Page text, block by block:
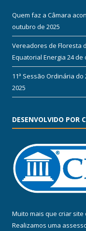
Quem faz a Câmara
outubro de 2025
Vereadores de Floresta
Equatorial Energia 24 de
11ª Sessão Ordinária do
2025
DESENVOLVIDO POR
Muito mais que criar site
Realizamos uma